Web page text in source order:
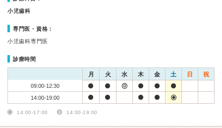
小児歯科
専門医・資格：
小児歯科専門医
診療時間
月 火 水 木 金 土 日 祝
09:00-12:30
14:00-19:00
14:00-17:00 14:00-19:00